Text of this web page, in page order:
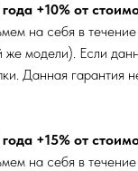
+10% от
на себя в
модели). Если
Данная гарантия
+15% от
на себя в